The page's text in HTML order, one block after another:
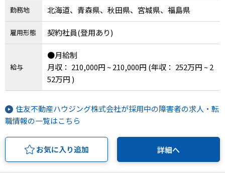
勤務地 北海道、青森県、秋田県、宮城県、福島県
雇用形態 契約社員(登用あり)
給与
●月給制
月収： 210,000円 ~ 210,000円 (年収： 252万円 ~ 2
52万円 )
住友不動産ハウジング株式会社が採用中の障害者の求人・転
職情報の一覧はこちら
お気に入り追加 詳細へ